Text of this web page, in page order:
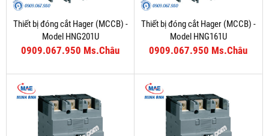
Thiết bị đóng cắt Hager (MCCB) -
Model HNG201U
0909.067.950 Ms.Châu
Thiết bị đóng cắt Hager (MCCB) -
Model HNG161U
0909.067.950 Ms.Châu